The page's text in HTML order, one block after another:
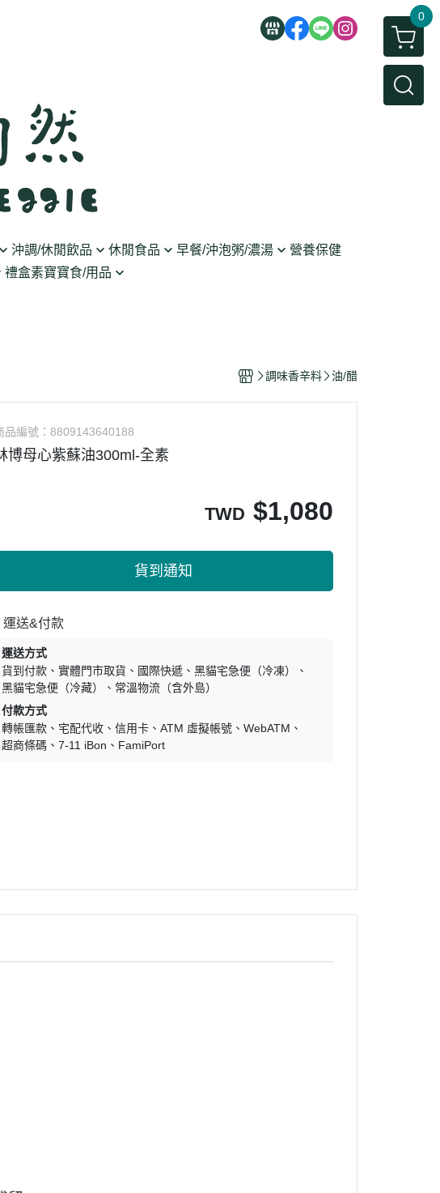
0
沖調/休閒飲品 休閒食品 早餐/沖泡粥/濃湯
營養保健
禮盒素寶寶食/用品
調味香辛料 油/醋
品編號：8809143640188
博母心紫蘇油300ml-全素
TWD $1,080
貨到通知
運送&付款
運送方式
貨到付款
實體門市取貨 國際快遞
黑貓宅急便（冷凍）
黑貓宅急便（冷藏）
常溫物流（含外島）
付款方式
轉帳匯款
宅配代收 信用卡 ATM 虛擬帳號
WebATM
超商條碼
7-11 iBon FamiPort